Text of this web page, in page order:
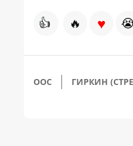
👍 🔥 ♥
ООС ГИРКИН